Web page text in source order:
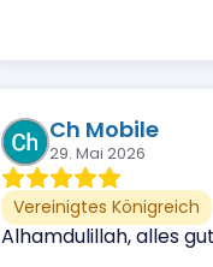
Ch Mobile
29. Mai 2026
Vereinigtes Königreich
Alhamdulillah, alles